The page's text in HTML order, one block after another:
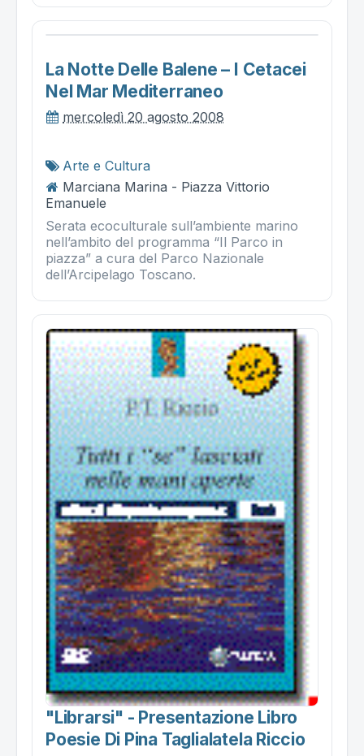
La Notte Delle Balene – I Cetacei
Nel Mar Mediterraneo
mercoledì 20 agosto 2008
Arte e Cultura
Marciana Marina - Piazza Vittorio
Emanuele
Serata ecoculturale sull’ambiente marino
nell’ambito del programma “Il Parco in
piazza” a cura del Parco Nazionale
dell’Arcipelago Toscano.
"librarsi" - Presentazione Libro
Poesie Di Pina Taglialatela Riccio